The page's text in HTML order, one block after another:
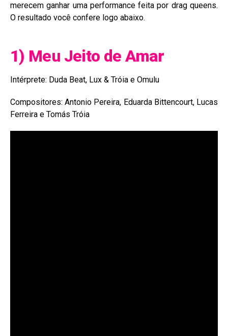
merecem ganhar uma performance feita por drag queens.
O resultado você confere logo abaixo.
1) Meu Jeito de Amar
Intérprete: Duda Beat, Lux & Tróia e Omulu
Compositores: Antonio Pereira, Eduarda Bittencourt, Lucas
Ferreira e Tomás Tróia